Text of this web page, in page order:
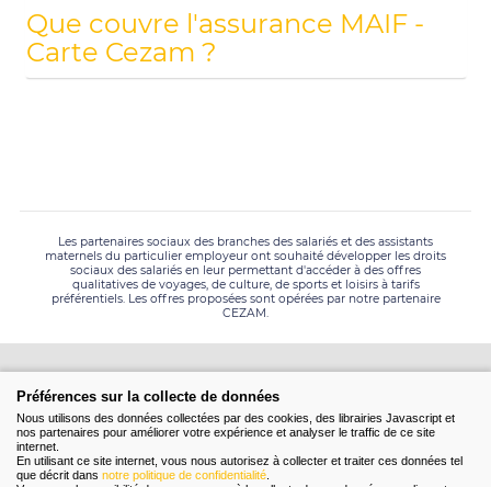
Que couvre l'assurance MAIF -
Carte Cezam ?
Les partenaires sociaux des branches des salariés et des assistants
maternels du particulier employeur ont souhaité développer les droits
sociaux des salariés en leur permettant d'accéder à des offres
qualitatives de voyages, de culture, de sports et loisirs à tarifs
préférentiels. Les offres proposées sont opérées par notre partenaire
CEZAM.
Préférences sur la collecte de données
Nous utilisons des données collectées par des cookies, des librairies Javascript et
nos partenaires pour améliorer votre expérience et analyser le traffic de ce site
internet.
En utilisant ce site internet, vous nous autorisez à collecter et traiter ces données tel
que décrit dans notre politique de confidentialité